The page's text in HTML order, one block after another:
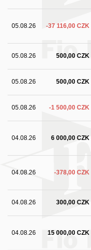
05.08.26 -37 116,00 CZK
05.08.26 500,00 CZK
05.08.26 500,00 CZK
05.08.26 -1 500,00 CZK
04.08.26 6 000,00 CZK
04.08.26 -378,00 CZK
04.08.26 300,00 CZK
04.08.26 15 000,00 CZK